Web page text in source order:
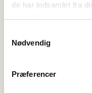
de har indsamlet fra
Nødvendig
Præferencer